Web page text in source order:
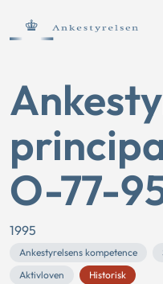
O-77-
1995
Ankestyrelsens kompetence
Aktivloven
Historisk